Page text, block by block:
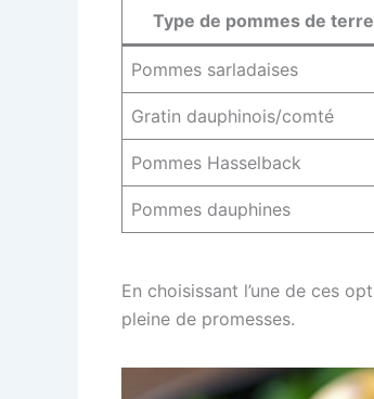
Type de pommes de terre
Pommes sarladaises
Gratin dauphinois/comté
Pommes Hasselback
Pommes dauphines
En choisissant l’une de ces
pleine de promesses.